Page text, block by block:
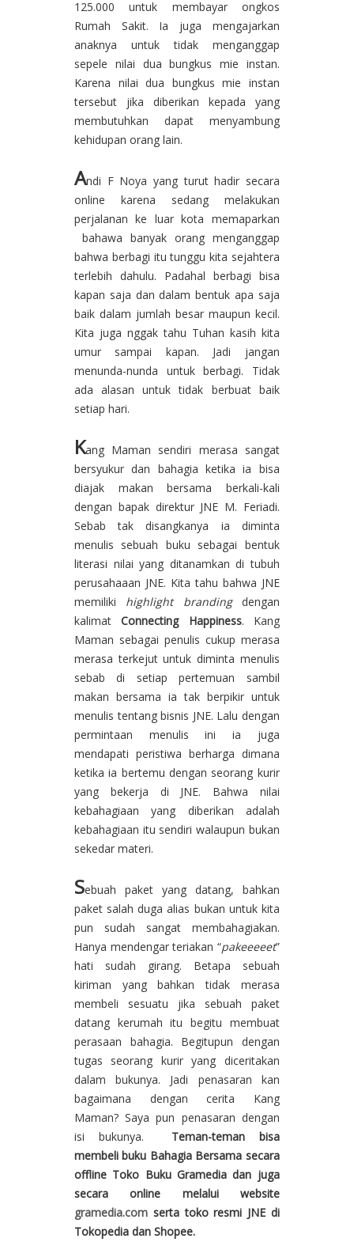
125.000 untuk membayar ongkos
Rumah Sakit. Ia juga mengajarkan
anaknya untuk tidak menganggap
sepele nilai dua bungkus mie instan.
Karena nilai dua bungkus mie instan
tersebut jika diberikan kepada yang
membutuhkan dapat menyambung
kehidupan orang lain.
Andi F Noya yang turut hadir secara
online karena sedang melakukan
perjalanan ke luar kota memaparkan
bahawa banyak orang menganggap
bahwa berbagi itu tunggu kita sejahtera
terlebih dahulu. Padahal berbagi bisa
kapan saja dan dalam bentuk apa saja
baik dalam jumlah besar maupun kecil.
Kita juga nggak tahu Tuhan kasih kita
umur sampai kapan. Jadi jangan
menunda-nunda untuk berbagi. Tidak
ada alasan untuk tidak berbuat baik
setiap hari.
Kang Maman sendiri merasa sangat
bersyukur dan bahagia ketika ia bisa
diajak makan bersama berkali-kali
dengan bapak direktur JNE M. Feriadi.
Sebab tak disangkanya ia diminta
menulis sebuah buku sebagai bentuk
literasi nilai yang ditanamkan di tubuh
perusahaaan JNE. Kita tahu bahwa JNE
memiliki highlight brandingdengan
kalimatConnecting Happiness. Kang
Maman sebagai penulis cukup merasa
merasa terkejut untuk diminta menulis
sebab di setiap pertemuan sambil
makan bersama ia tak berpikir untuk
menulis tentang bisnis JNE. Lalu dengan
permintaan menulis ini ia juga
mendapati peristiwa berharga dimana
ketika ia bertemu dengan seorang kurir
yang bekerja di JNE. Bahwa nilai
kebahagiaan yang diberikan adalah
kebahagiaan itu sendiri walaupun bukan
sekedar materi.
Sebuah paket yang datang, bahkan
paket salah duga alias bukan untuk kita
pun sudah sangat membahagiakan.
Hanya mendengar teriakan “pakeeeeet”
hati sudah girang. Betapa sebuah
kiriman yang bahkan tidak merasa
membeli sesuatu jika sebuah paket
datang kerumah itu begitu membuat
perasaan bahagia. Begitupun dengan
tugas seorang kurir yang diceritakan
dalam bukunya. Jadi penasaran kan
bagaimana dengan cerita Kang
Maman? Saya pun penasaran dengan
isi bukunya. Teman-teman bisa
membeli buku Bahagia Bersama secara
offline Toko Buku Gramedia dan juga
secara online melalui website
gramedia.com serta toko resmi JNE di
Tokopedia dan Shopee.